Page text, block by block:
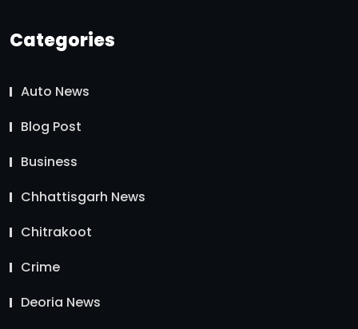
Categories
Auto News
Blog Post
Business
Chhattisgarh News
Chitrakoot
Crime
Deoria News